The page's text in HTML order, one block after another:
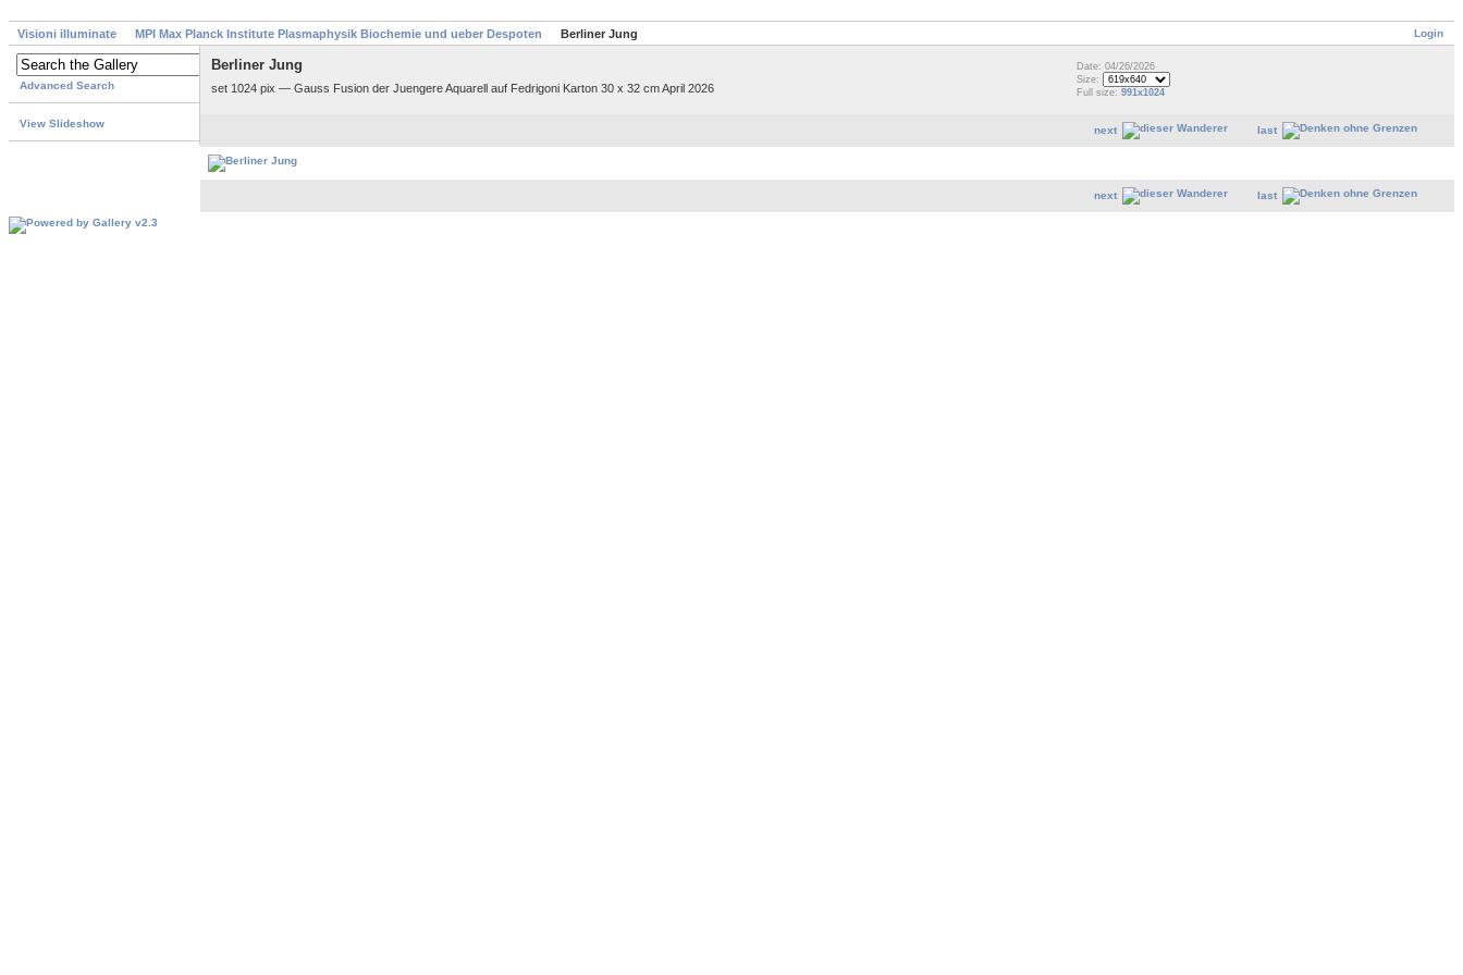
Login
Visioni illuminate MPI Max Planck Institute Plasmaphysik Biochemie und ueber Despoten Berliner Jung
Advanced Search
View Slideshow
Berliner Jung
set 1024 pix — Gauss Fusion der Juengere Aquarell auf Fedrigoni Karton 30 x 32 cm April 2026
Date: 04/26/2026
Size:
Full size: 991x1024
next last
next last